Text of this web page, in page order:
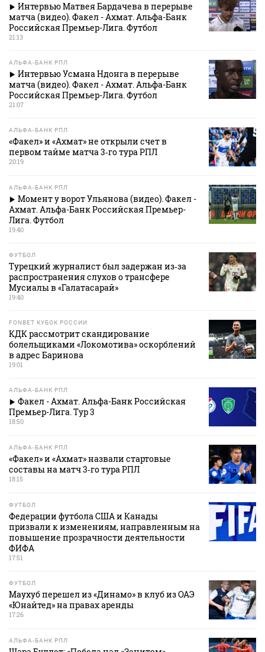
Интервью Матвея Бардачева в перерыве
матча (видео). Факел - Ахмат. Альфа-Банк
Российская Премьер-Лига. Футбол
21:13
АЛЬФА-БАНК РПЛ
Интервью Усмана Ндонга в перерыве
матча (видео). Факел - Ахмат. Альфа-Банк
Российская Премьер-Лига. Футбол
21:07
АЛЬФА-БАНК РПЛ
«Факел» и «Ахмат» не открыли счет в
первом тайме матча 3‑го тура РПЛ
20:19
АЛЬФА-БАНК РПЛ
Момент у ворот Ульянова (видео). Факел -
Ахмат. Альфа-Банк Российская Премьер-
Лига. Футбол
19:40
ФУТБОЛ
Турецкий журналист был задержан из‑за
распространения слухов о трансфере
Мусиалы в «Галатасарай»
19:40
FONBET КУБОК РОССИИ
КДК рассмотрит скандирование
болельщиками «Локомотива» оскорблений
в адрес Баринова
19:01
АЛЬФА-БАНК РПЛ
Факел - Ахмат. Альфа-Банк Российская
Премьер-Лига. Тур 3
18:50
АЛЬФА-БАНК РПЛ
«Факел» и «Ахмат» назвали стартовые
составы на матч 3‑го тура РПЛ
18:15
ФУТБОЛ
Федерации футбола США и Канады
призвали к изменениям, направленным на
повышение прозрачности деятельности
ФИФА
17:51
ФУТБОЛ
Маухуб перешел из «Динамо» в клуб из ОАЭ
«Юнайтед» на правах аренды
17:26
АЛЬФА-БАНК РПЛ